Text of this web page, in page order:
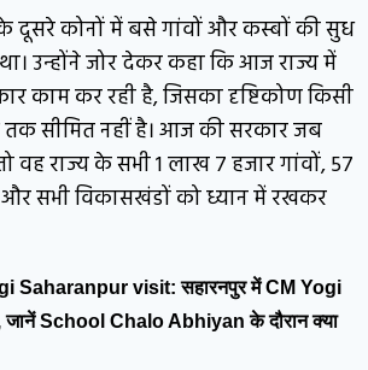
दूसरे कोनों में बसे गांवों और कस्बों की सुध
उन्होंने जोर देकर कहा कि आज राज्य में
काम कर रही है, जिसका दृष्टिकोण किसी
तक सीमित नहीं है। आज की सरकार जब
वह राज्य के सभी 1 लाख 7 हजार गांवों, 57
और सभी विकासखंडों को ध्यान में रखकर
Saharanpur visit: सहारनपुर में CM Yogi
जानें School Chalo Abhiyan के दौरान क्या